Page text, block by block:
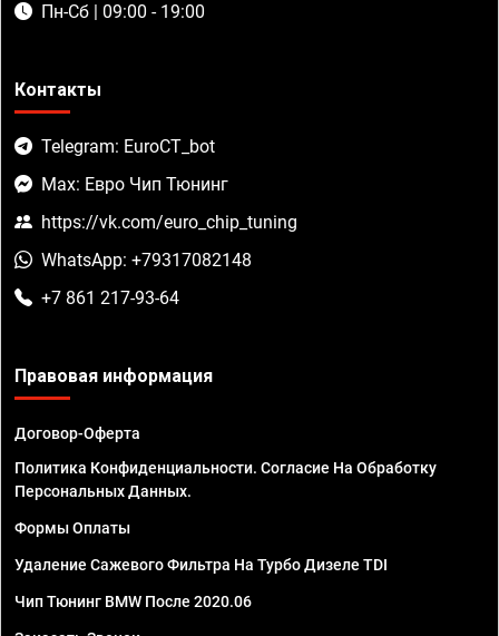
Пн-Сб | 09:00 - 19:00
Контакты
Telegram: EuroCT_bot
Max: Евро Чип Тюнинг
https://vk.com/euro_chip_tuning
WhatsApp: +79317082148
+7 861 217-93-64
Правовая информация
Договор-Оферта
Политика Конфиденциальности. Согласие На Обработку
Персональных Данных.
Формы Оплаты
Удаление Сажевого Фильтра На Турбо Дизеле TDI
Чип Тюнинг BMW После 2020.06